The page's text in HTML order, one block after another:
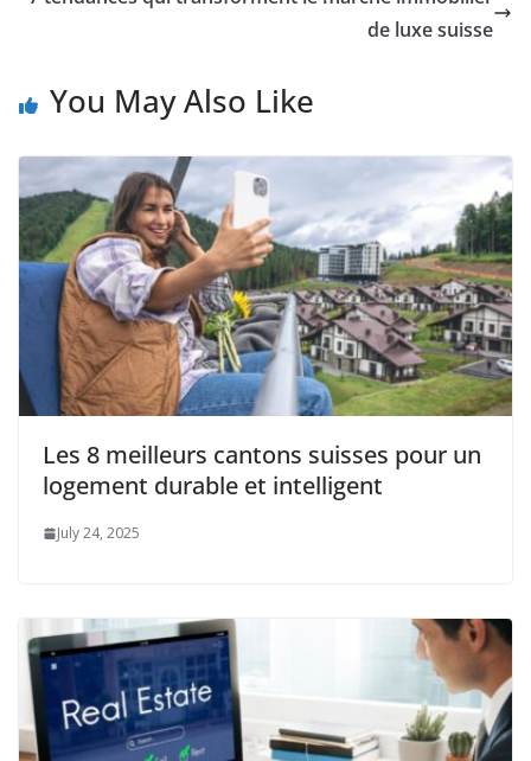
de luxe suisse
You May Also Like
Les 8 meilleurs cantons suisses pour un
logement durable et intelligent
July 24, 2025